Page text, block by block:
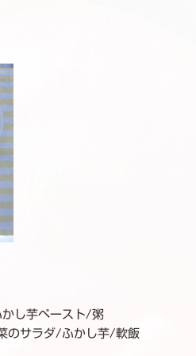
し芋ペースト/粥
のサラダ/ふかし芋/軟飯